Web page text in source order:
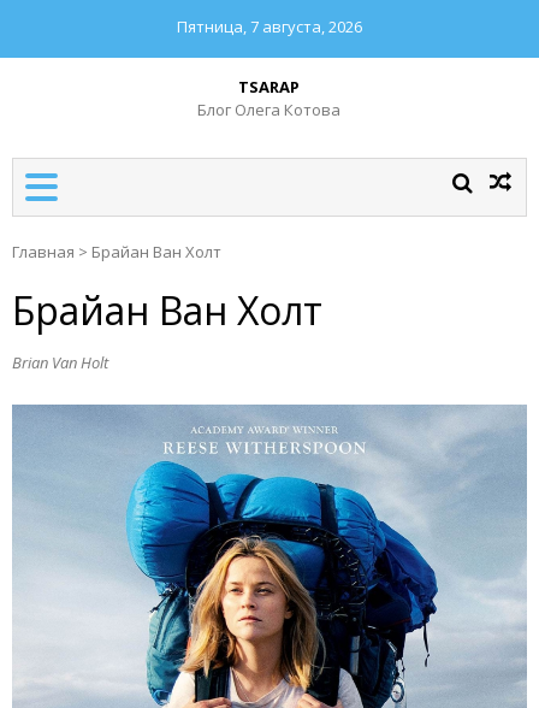
Пятница, 7 августа, 2026
TSARAP
Блог Олега Котова
Главная > Брайан Ван Холт
Брайан Ван Холт
Brian Van Holt